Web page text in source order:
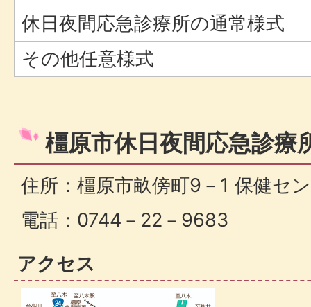
休日夜間応急診療所の通常様式
その他任意様式
橿原市休日夜間応急診療
住所：橿原市畝傍町9－1 保健セ
電話：0744－22－9683
アクセス